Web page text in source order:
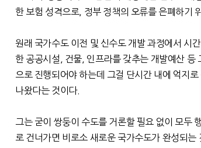
한 보험 성격으로
정부 정책의 오류를 은폐하기
원래 국가수도 이전 및 신수도 개발 과정에서 시
한 공공시설
건물 인프라를 갖추는 개발예산 등
으로 진행되어야 하는데 그걸 단시간 내에 억지
나왔다는 것이다.
그는 굳이 쌍둥이 수도를 거론할 필요 없이 모두
로 건너가면 비로소 새로운 국가수도가 완성되